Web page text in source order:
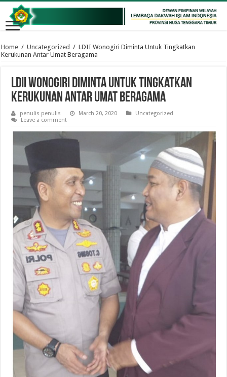
Home / Uncategorized / LDII Wonogiri Diminta Untuk Tingkatkan
Kerukunan Antar Umat Beragama
LDII Wonogiri Diminta Untuk Tingkatkan
Kerukunan Antar Umat Beragama
penulis penulis March 20, 2020
Uncategorized
Leave a comment